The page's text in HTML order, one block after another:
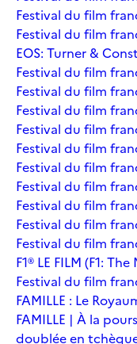
Festival du film
Festival du film
EOS: Turner &
Festival du film
Festival du film
Festival du film
Festival du film
Festival du film
Festival du film
Festival du film
Festival du film
Festival du film
Festival du film
F1® LE FILM (F1:
Festival du film
FAMILLE : Le
FAMILLE | À la
doublée en